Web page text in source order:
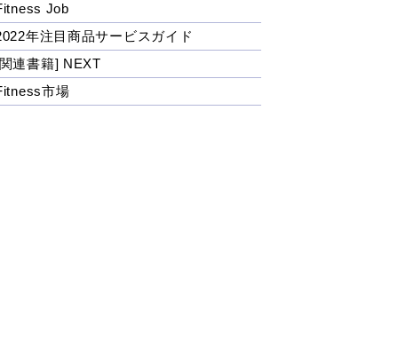
Job
年注目商品サービスガイド
連書籍] NEXT
市場